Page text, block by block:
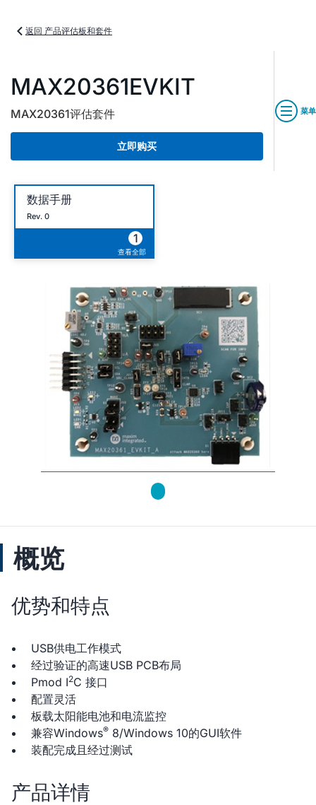
返回 产品评估板和套件
MAX20361EVKIT
MAX20361评估套件
立即购买
菜单
数据手册
Rev. 0
1
查看全部
概览
优势和特点
USB供电工作模式
经过验证的高速USB PCB布局
Pmod I2C 接口
配置灵活
板载太阳能电池和电流监控
兼容Windows® 8/Windows 10的GUI软件
装配完成且经过测试
产品详情